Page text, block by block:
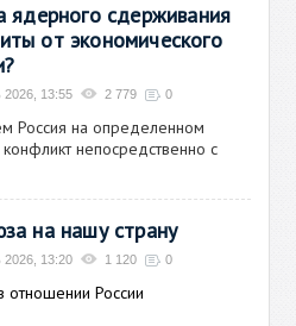
ядерного сдерживания
от экономического
2026, 13:55 2 779 0
Россия на определенном
непосредственно с
на нашу страну
2026, 13:20 1 120 0
России